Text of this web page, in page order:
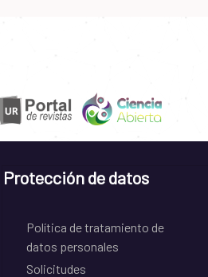
Protección de datos
Política de tratamiento de
datos personales
Solicitudes